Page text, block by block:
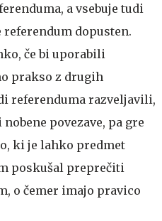
a vsebuje tudi
referendum dopusten.
če bi uporabili
prakso z drugih
referenduma razveljavili,
povezave, pa gre
ki je lahko predmet
poskušal preprečiti
o čemer imajo pravico